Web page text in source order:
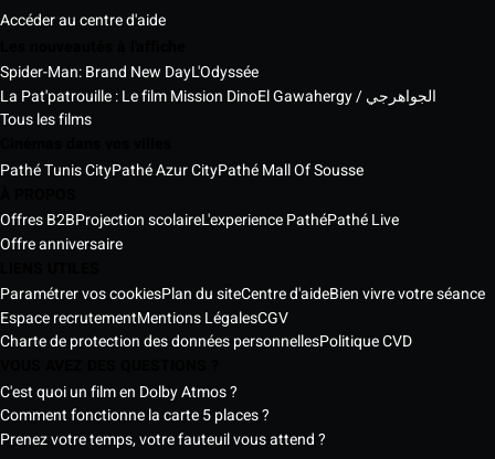
Accéder au centre d'aide
Spider-Man: Brand New DayL'Odyssée
La Pat'patrouille : Le film Mission Dino
El Gawahergy / الجواهرجي
Tous les films
Pathé Tunis CityPathé Azur CityPathé Mall Of Sousse
Offres B2BProjection scolaireL'experience PathéPathé Live
Offre anniversaire
Paramétrer vos cookiesPlan du siteCentre d'aideBien vivre votre séance
Espace recrutementMentions LégalesCGV
Charte de protection des données personnellesPolitique CVD
C'est quoi un film en Dolby Atmos ?
Comment fonctionne la carte 5 places ?
Prenez votre temps, votre fauteuil vous attend ?